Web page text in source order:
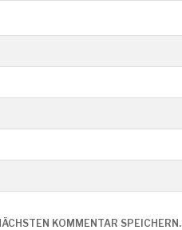
KOMMENTAR SPEICHERN.